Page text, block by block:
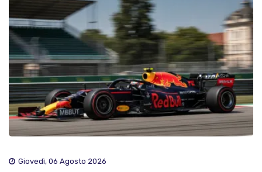
Giovedì, 06 Agosto 2026